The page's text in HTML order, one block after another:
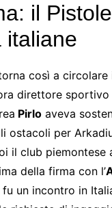
il
italiane
così a
direttore sportivo
Pirlo aveva
ostacoli per
il club piemontese
della firma con l’
un incontro in